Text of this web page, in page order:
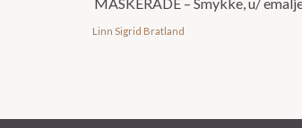
Linn Sigrid Bratland